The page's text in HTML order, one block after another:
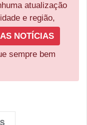
atualização
e região,
NOTÍCIAS
sempre bem